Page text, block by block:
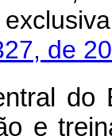
de
do
e